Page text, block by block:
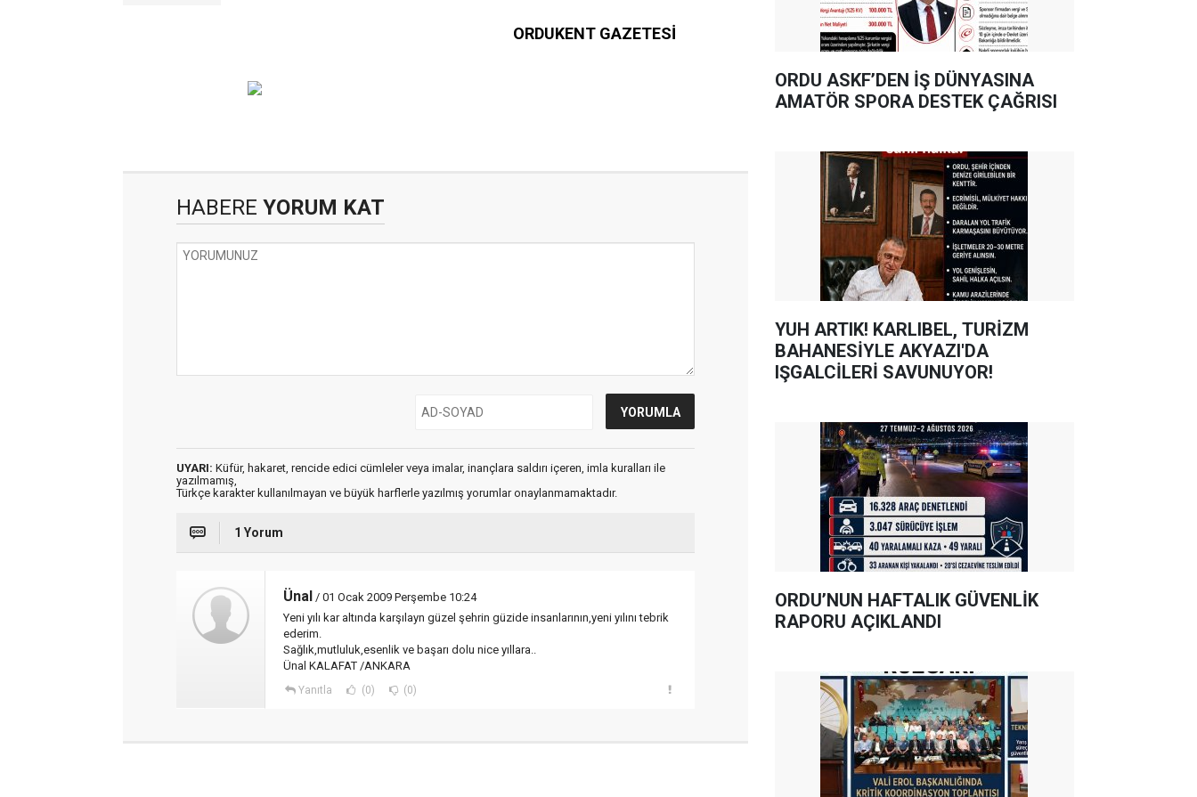
ORDUKENT GAZETESİ
HABERE YORUM KAT
UYARI: Küfür, hakaret, rencide edici cümleler veya imalar, inançlara saldırı içeren, imla kuralları ile
yazılmamış,
Türkçe karakter kullanılmayan ve büyük harflerle yazılmış yorumlar onaylanmamaktadır.
1 Yorum
Ünal / 01 Ocak 2009 Perşembe 10:24
Yeni yılı kar altında karşılayn güzel şehrin güzide insanlarının,yeni yılını tebrik
ederim.
Sağlık,mutluluk,esenlik ve başarı dolu nice yıllara..
Ünal KALAFAT /ANKARA
Yanıtla (0) (0)
ORDU ASKF’DEN İŞ DÜNYASINA
AMATÖR SPORA DESTEK ÇAĞRISI
YUH ARTIK! KARLIBEL, TURİZM
BAHANESİYLE AKYAZI'DA
IŞGALCİLERİ SAVUNUYOR!
ORDU’NUN HAFTALIK GÜVENLİK
RAPORU AÇIKLANDI